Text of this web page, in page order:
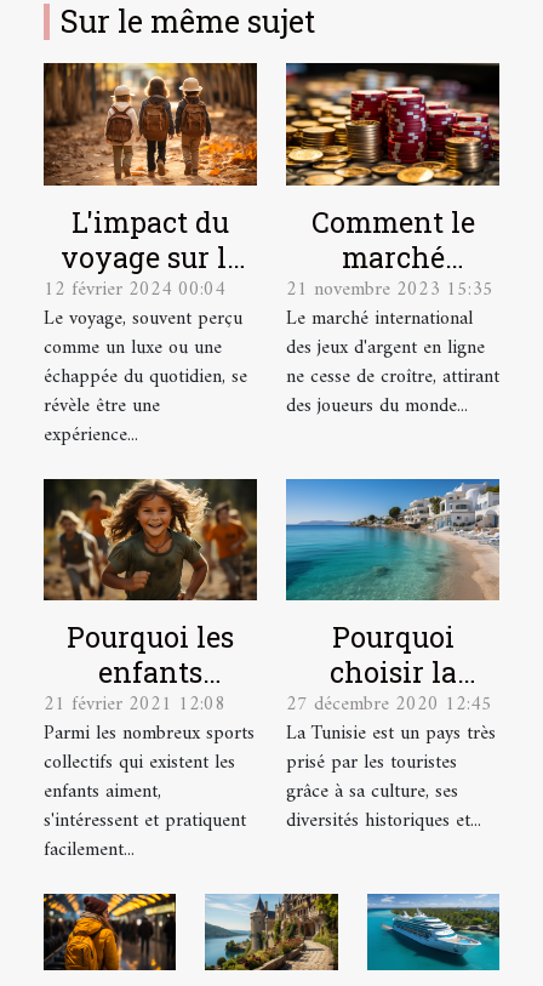
Sur le même sujet
L'impact du
voyage sur le
développement
des enfants :
perspectives
internationales
12 février 2024 00:04
Le voyage, souvent perçu
comme un luxe ou une
échappée du quotidien, se
révèle être une
expérience...
Comment le
marché
international
des jeux
d'argent en
ligne s'adapte
locales
21 novembre 2023 15:35
Le marché international
des jeux d'argent en ligne
ne cesse de croître, attirant
des joueurs du monde...
Pourquoi les
enfants
s'intéressent-
ils plus au
football ?
21 février 2021 12:08
Parmi les nombreux sports
collectifs qui existent les
enfants aiment,
s'intéressent et pratiquent
facilement...
Pourquoi
choisir la
Tunisie pour
vos vacances ?
27 décembre 2020 12:45
La Tunisie est un pays très
prisé par les touristes
grâce à sa culture, ses
diversités historiques et...